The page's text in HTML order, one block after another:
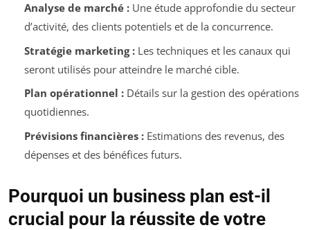
Analyse de marché :Une étude approfondie du secteur
d’activité, des clients potentiels et de la concurrence.
Stratégie marketing :Les techniques et les canaux qui
seront utilisés pour atteindre le marché cible.
Plan opérationnel :Détails sur la gestion des opérations
quotidiennes.
Prévisions financières :Estimations des revenus, des
dépenses et des bénéfices futurs.
Pourquoi un business plan est-il
crucial pour la réussite de votre